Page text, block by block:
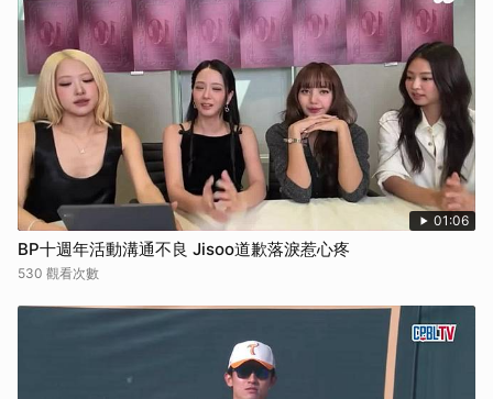
01:06
BP十週年活動溝通不良 Jisoo道歉落淚惹心疼
530 觀看次數